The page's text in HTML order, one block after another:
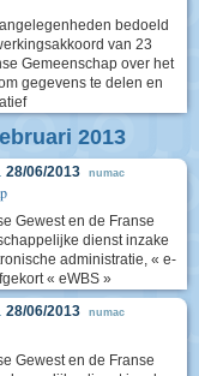
bedoeld
van 23
Gemeenschap over het
gegevens te delen en
2013
28/06/2013 numac
Gewest en de Franse
dienst inzake
administratie, « e-
« eWBS »
28/06/2013 numac
Gewest en de Franse